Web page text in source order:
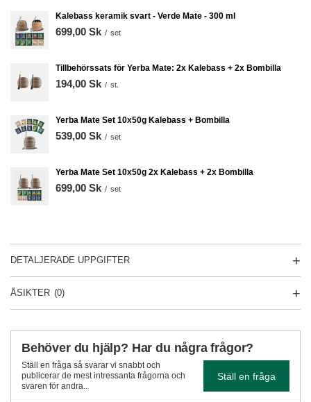
Kalebass keramik svart - Verde Mate - 300 ml
699,00 Sk / set
Tillbehörssats för Yerba Mate: 2x Kalebass + 2x Bombilla
194,00 Sk / st.
Yerba Mate Set 10x50g Kalebass + Bombilla
539,00 Sk / set
Yerba Mate Set 10x50g 2x Kalebass + 2x Bombilla
699,00 Sk / set
DETALJERADE UPPGIFTER
ÅSIKTER (0)
Behöver du hjälp? Har du några frågor?
Ställ en fråga så svarar vi snabbt och
publicerar de mest intressanta frågorna och
svaren för andra..
Ställ en fråga